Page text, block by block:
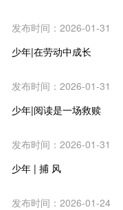
发布时间：2026-01-31
少年|在劳动中成长
发布时间：2026-01-31
少年|阅读是一场救赎
发布时间：2026-01-31
少年 | 捕 风
发布时间：2026-01-24